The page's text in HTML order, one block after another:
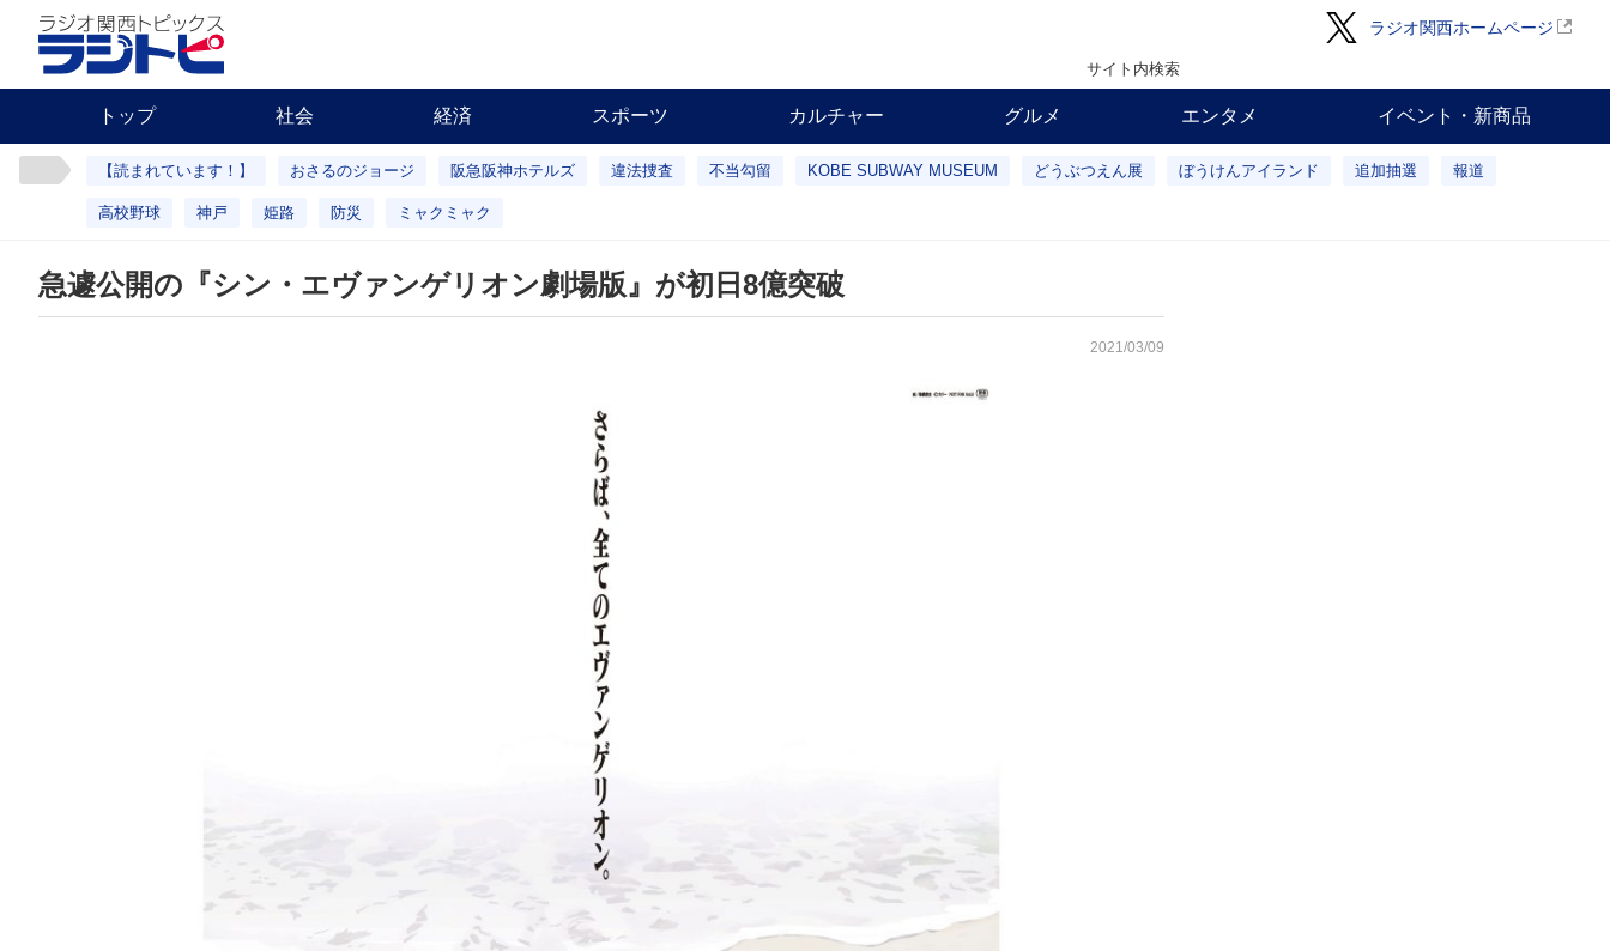
ラジオ関西ホームページ
サイト内検索
トップ 社会 経済 スポーツ カルチャー グルメ エンタメ イベント・新商品
【読まれています！】 おさるのジョージ 阪急阪神ホテルズ 違法捜査 不当勾留 KOBE SUBWAY MUSEUM どうぶつえん展 ぼうけんアイランド 追加抽選 報道
高校野球 神戸 姫路 防災 ミャクミャク
急遽公開の『シン・エヴァンゲリオン劇場版』が初日8億突破
2021/03/09